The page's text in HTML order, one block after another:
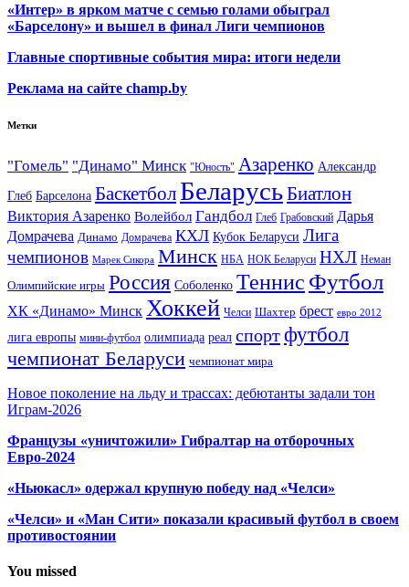
«Интер» в ярком матче с семью голами обыграл
«Барселону» и вышел в финал Лиги чемпионов
Главные спортивные события мира: итоги недели
Реклама на сайте champ.by
Метки
"Гомель" "Динамо" Минск "Юность" Азаренко Александр
Глеб Барселона Баскетбол БеларусьБиатлон
Виктория Азаренко Волейбол Гандбол Глеб Грабовский Дарья
Домрачева Динамо Домрачева КХЛ Кубок Беларуси Лига
чемпионов Марек Сикора Минск НБА НОК Беларуси НХЛ Неман
Олимпийские игры Россия Соболенко Теннис Футбол
ХК «Динамо» Минск Хоккей Челси Шахтер брест евро 2012
лига европы мини-футбол олимпиада реал спортфутбол
чемпионат Беларуси чемпионат мира
Новое поколение на льду и трассах: дебютанты задали тон
Играм-2026
Французы «уничтожили» Гибралтар на отборочных
Евро-2024
«Ньюкасл» одержал крупную победу над «Челси»
«Челси» и «Ман Сити» показали красивый футбол в своем
противостоянии
You missed